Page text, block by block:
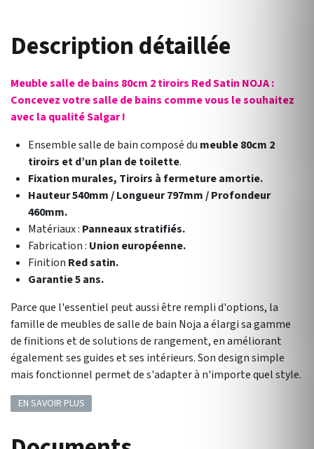
Description détaillée
Meuble salle de bains 80cm 2 tiroirs Red Satin NOJA :
Concevez votre salle de bains comme vous le souhaitez
avec la qualité Salgar !
Ensemble salle de bain composé du meuble 80cm 2
tiroirs et d’un plan de toilette.
Fixation murales, Tiroirs à fermeture amortie.
Hauteur 540mm / Longueur 797mm / Profondeur
460mm.
Matériaux : Panneaux stratifiés.
Fabrication : Union européenne.
Finition Red satin.
Garantie 5 ans.
Parce que l'essentiel peut aussi être rempli d'options, la
famille de meubles de salle de bain Noja a élargi sa gamme
de finitions et de solutions de rangement, en améliorant
également ses guides et ses intérieurs. Son design simple
mais fonctionnel permet de s'adapter à n'importe quel style.
EN SAVOIR PLUS